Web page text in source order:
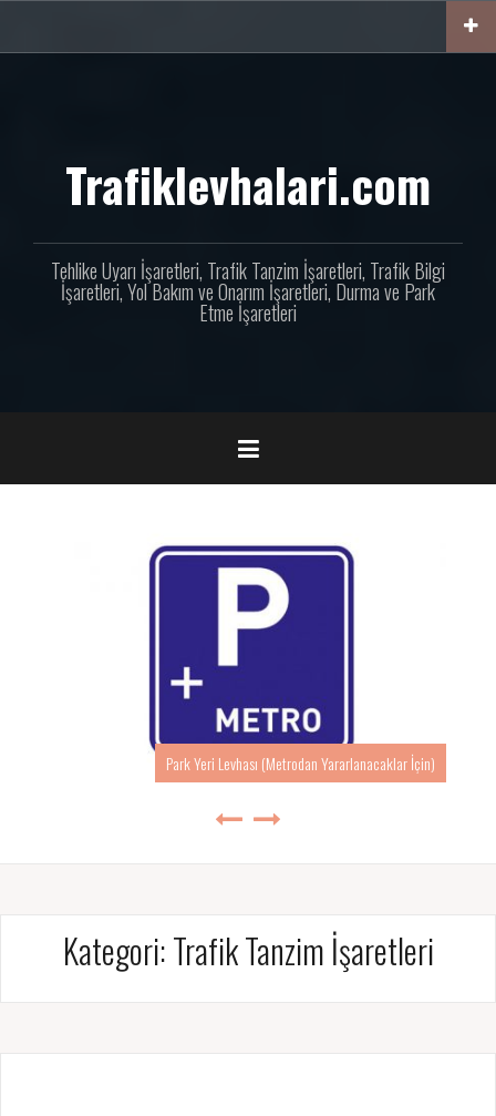
Trafiklevhalari.com
Tehlike Uyarı İşaretleri, Trafik Tanzim İşaretleri, Trafik Bilgi
İşaretleri, Yol Bakım ve Onarım İşaretleri, Durma ve Park
Etme İşaretleri
Yararlanacaklar İçin)
Kategori:Trafik Tanzim İşaretleri